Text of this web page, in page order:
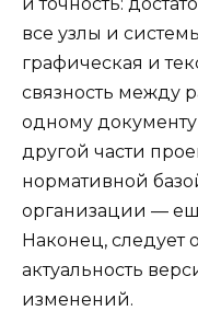
все узлы и
графическая и
связность между
одному
другой части
нормативной
организации —
Наконец, следует
актуальность
изменений.